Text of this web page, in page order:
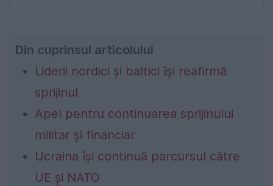
Din cuprinsul articolului
Liderii nordici și baltici își reafirmă
sprijinul
Apel pentru continuarea sprijinului
militar și financiar
Ucraina își continuă parcursul către
UE și NATO